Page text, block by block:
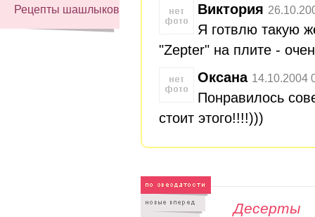
Рецепты шашлыков
Виктория
Я готвлю такую
"Zepter" на плите -
Оксана 14.10.2004
Понравилось
стоит этого!!!!)))
Десерты